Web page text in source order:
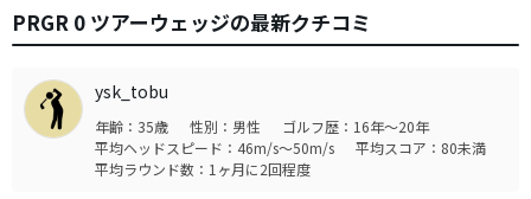
PRGR 0 ツアーウェッジの最新クチコミ
ysk_tobu
年齢：35歳 性別：男性
ゴルフ歴：16年～20年
平均ヘッドスピード：46m/s～50m/s
平均スコア：80未満
平均ラウンド数：1ヶ月に2回程度